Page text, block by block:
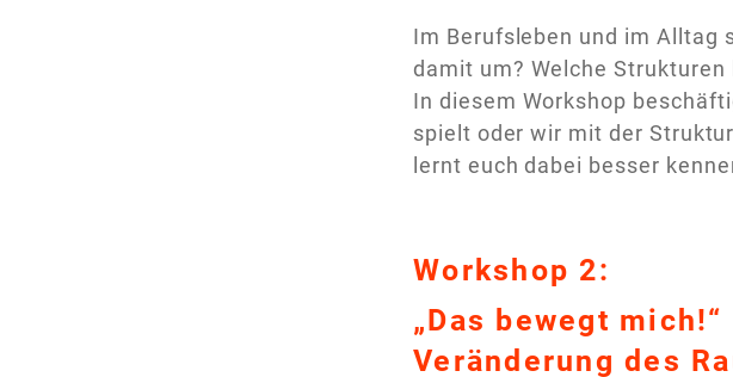
Im Berufsleben und im Alltag
damit um? Welche
In diesem Workshop
spielt oder wir mit der
lernt euch dabei besser
Workshop 2:
„Das bewegt
Veränderung des